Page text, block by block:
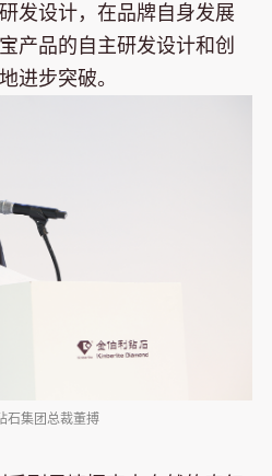
发设计，在品牌自身发展
产品的自主研发设计和创
进步突破。
石集团总裁董搏